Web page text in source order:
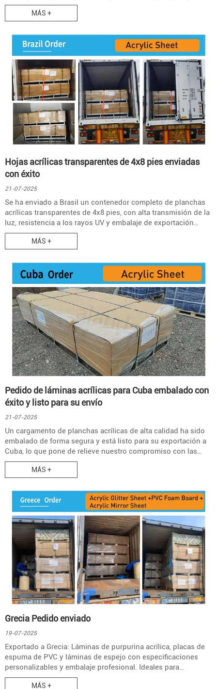
exportación.
MÁS +
Hojas acrílicas transparentes de 4x8 pies enviadas
con éxito
21-07-2025
Se ha enviado a Brasil un contenedor completo de planchas
acrílicas transparentes de 4x8 pies, con alta transmisión de la
luz, resistencia a los rayos UV y embalaje de exportación
multicapa seguro con palés metálicos.
MÁS +
Pedido de láminas acrílicas para Cuba embalado con
éxito y listo para su envío
21-07-2025
Un cargamento de planchas acrílicas de alta calidad ha sido
embalado de forma segura y está listo para su exportación a
Cuba, lo que pone de relieve nuestro compromiso con las
normas internacionales y un servicio fiable.
MÁS +
Grecia Pedido enviado
19-07-2025
Exportado a Grecia: Láminas de purpurina acrílica, placas de
espuma de PVC y láminas de espejo con especificaciones
personalizables y embalaje profesional. Ideales para
señalización y decoración.
MÁS +